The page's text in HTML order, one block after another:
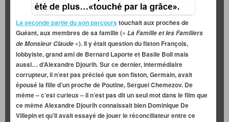
La seconde partie du son parcours touchait aux proches de
Guéant, aux membres de sa famille (« La Famille et les Familiers
de Monsieur Claude »). Il y était question du fiston François,
lobbyiste, grand ami de Bernard Laporte et Basile Boli mais
aussi… d’Alexandre Djourih. Sur ce dernier, intermédiaire
corrupteur, il n’est pas précisé que son fiston,Germain, avait
épousé la fille d’un proche de Poutine, Serguei Chemezov. De
même – c’est curieux – il n’est pas dit un seul mot dans le film que
ce même Alexandre Djourih connaissait bien Dominique De
Villepin et qu’il avait essayé de jouer le réconciliateur entre ce